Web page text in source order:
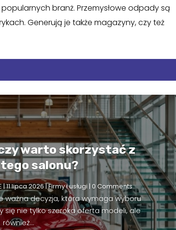
branż. Przemysłowe odpady są
Generują je także magazyny, czy też
warto skorzystać z
salonu?
|11 lipca 2026|Firmy i usługi | 0 Comments
ważna decyzja, która wymaga wyboru
się nie tylko szeroka oferta modeli, ale
również...